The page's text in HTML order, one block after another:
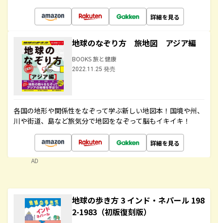
詳細を見る
地球のなぞり方 旅地図 アジア編
BOOKS 旅と健康
2022.11.25 発売
各国の地形や関係性をなぞって学ぶ新しい地図本！国境や州、
川や街道、島など旅気分で地図をなぞって脳もイキイキ！
詳細を見る
AD
地球の歩き方 3 インド・ネパール 198
2-1983（初版復刻版）